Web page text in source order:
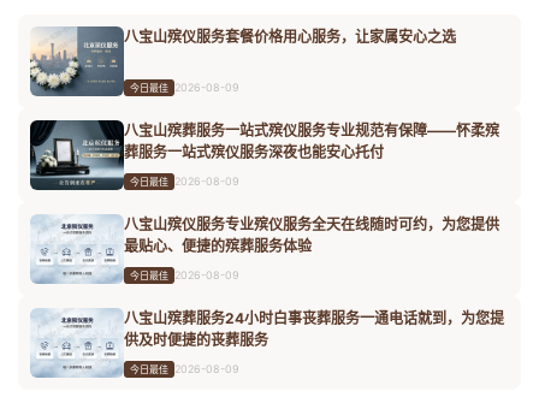
八宝山殡仪服务套餐价格用心服务，让家属安心之选
今日最佳 2026-08-09
八宝山殡葬服务一站式殡仪服务专业规范有保障——怀柔殡
葬服务一站式殡仪服务深夜也能安心托付
今日最佳 2026-08-09
八宝山殡仪服务专业殡仪服务全天在线随时可约，为您提供
最贴心、便捷的殡葬服务体验
今日最佳 2026-08-09
八宝山殡葬服务24小时白事丧葬服务一通电话就到，为您提
供及时便捷的丧葬服务
今日最佳 2026-08-09